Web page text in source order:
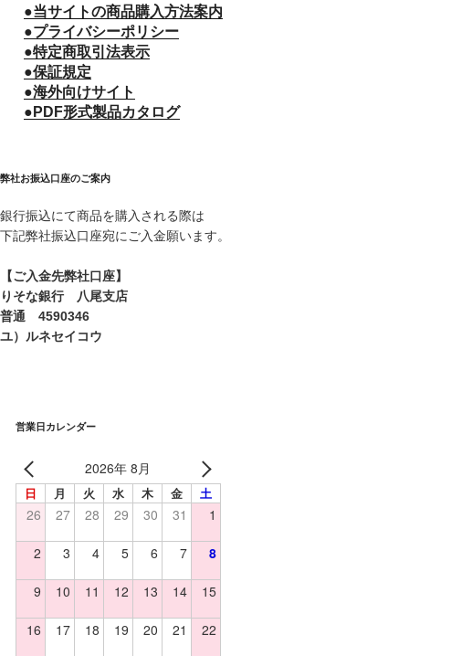
●当サイトの商品購入方法案内
●プライバシーポリシー
●特定商取引法表示
●保証規定
●海外向けサイト
●PDF形式製品カタログ
弊社お振込口座のご案内
銀行振込にて商品を購入される際は
下記弊社振込口座宛にご入金願います。
【ご入金先弊社口座】
りそな銀行 八尾支店
普通 4590346
ユ）ルネセイコウ
営業日カレンダー
2026年 8月
日 月 火 水 木 金 土
26 27 28 29 30 31 1
2 3 4 5 6 7 8
9 10 11 12 13 14 15
16 17 18 19 20 21 22